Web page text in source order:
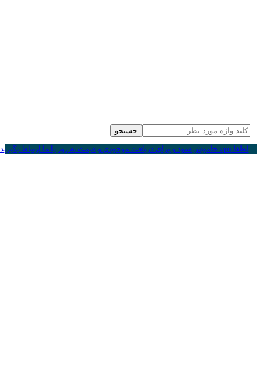
جستجو
لطفا vpn خاموش شود و برای دریافت موجودی و قیمت به روز با ما ارتباط بگیرید